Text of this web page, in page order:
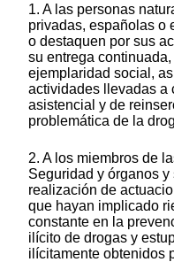
1. A las personas
privadas, españolas o
o destaquen por sus
su entrega
ejemplaridad social,
actividades llevadas a
asistencial y de
problemática de la
2. A los miembros de
Seguridad y órganos
realización de
que hayan implicado
constante en la
ilícito de drogas y
ilícitamente obtenidos